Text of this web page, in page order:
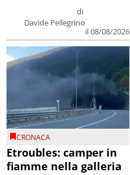
di
Davide Pellegrino
il 08/08/2026
CRONACA
Etroubles: camper in
fiamme nella galleria